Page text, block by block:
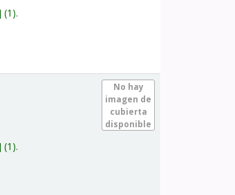
(1).
No hay
imagen de
cubierta
disponible
(1).